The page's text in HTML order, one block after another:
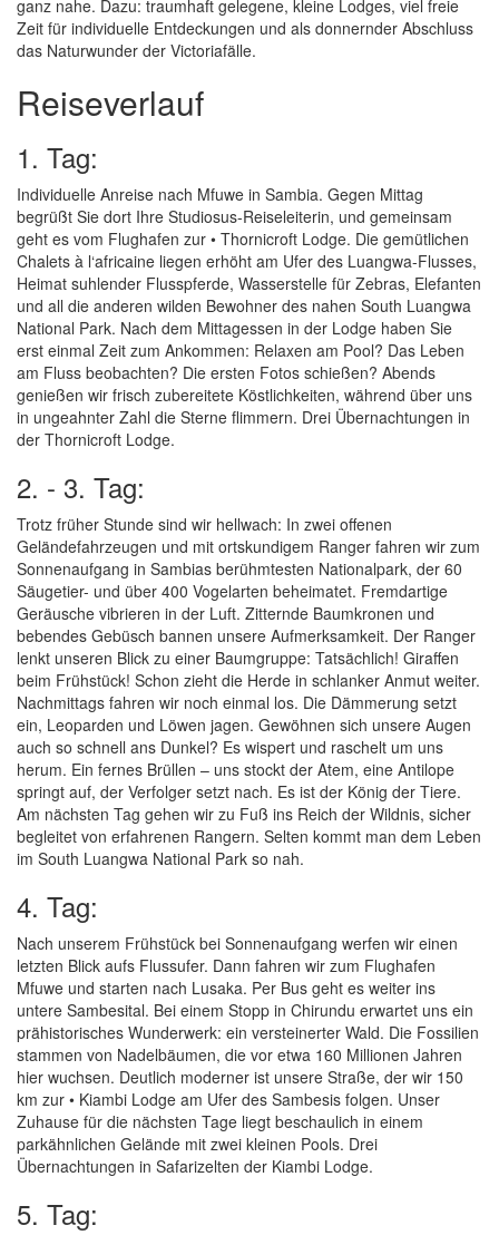
ganz nahe. Dazu: traumhaft gelegene, kleine Lodges, viel freie
Zeit für individuelle Entdeckungen und als donnernder Abschluss
das Naturwunder der Victoriafälle.
Reiseverlauf
1. Tag:
Individuelle Anreise nach Mfuwe in Sambia. Gegen Mittag
begrüßt Sie dort Ihre Studiosus-Reiseleiterin, und gemeinsam
geht es vom Flughafen zur • Thornicroft Lodge. Die gemütlichen
Chalets à l‘africaine liegen erhöht am Ufer des Luangwa-Flusses,
Heimat suhlender Flusspferde, Wasserstelle für Zebras, Elefanten
und all die anderen wilden Bewohner des nahen South Luangwa
National Park. Nach dem Mittagessen in der Lodge haben Sie
erst einmal Zeit zum Ankommen: Relaxen am Pool? Das Leben
am Fluss beobachten? Die ersten Fotos schießen? Abends
genießen wir frisch zubereitete Köstlichkeiten, während über uns
in ungeahnter Zahl die Sterne flimmern. Drei Übernachtungen in
der Thornicroft Lodge.
2. - 3. Tag:
Trotz früher Stunde sind wir hellwach: In zwei offenen
Geländefahrzeugen und mit ortskundigem Ranger fahren wir zum
Sonnenaufgang in Sambias berühmtesten Nationalpark, der 60
Säugetier- und über 400 Vogelarten beheimatet. Fremdartige
Geräusche vibrieren in der Luft. Zitternde Baumkronen und
bebendes Gebüsch bannen unsere Aufmerksamkeit. Der Ranger
lenkt unseren Blick zu einer Baumgruppe: Tatsächlich! Giraffen
beim Frühstück! Schon zieht die Herde in schlanker Anmut weiter.
Nachmittags fahren wir noch einmal los. Die Dämmerung setzt
ein, Leoparden und Löwen jagen. Gewöhnen sich unsere Augen
auch so schnell ans Dunkel? Es wispert und raschelt um uns
herum. Ein fernes Brüllen – uns stockt der Atem, eine Antilope
springt auf, der Verfolger setzt nach. Es ist der König der Tiere.
Am nächsten Tag gehen wir zu Fuß ins Reich der Wildnis, sicher
begleitet von erfahrenen Rangern. Selten kommt man dem Leben
im South Luangwa National Park so nah.
4. Tag:
Nach unserem Frühstück bei Sonnenaufgang werfen wir einen
letzten Blick aufs Flussufer. Dann fahren wir zum Flughafen
Mfuwe und starten nach Lusaka. Per Bus geht es weiter ins
untere Sambesital. Bei einem Stopp in Chirundu erwartet uns ein
prähistorisches Wunderwerk: ein versteinerter Wald. Die Fossilien
stammen von Nadelbäumen, die vor etwa 160 Millionen Jahren
hier wuchsen. Deutlich moderner ist unsere Straße, der wir 150
km zur • Kiambi Lodge am Ufer des Sambesis folgen. Unser
Zuhause für die nächsten Tage liegt beschaulich in einem
parkähnlichen Gelände mit zwei kleinen Pools. Drei
Übernachtungen in Safarizelten der Kiambi Lodge.
5. Tag: